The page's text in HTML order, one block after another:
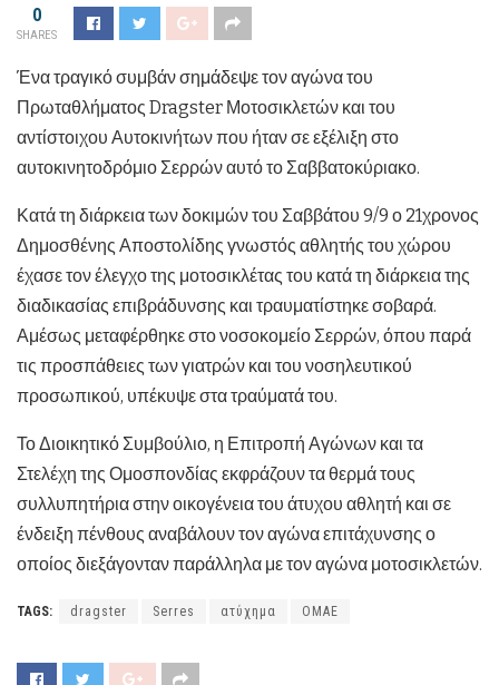
0
SHARES
Ένα τραγικό συμβάν σημάδεψε τον αγώνα του
Πρωταθλήματος Dragster Μοτοσικλετών και του
αντίστοιχου Αυτοκινήτων που ήταν σε εξέλιξη στο
αυτοκινητοδρόμιο Σερρών αυτό το Σαββατοκύριακο.
Κατά τη διάρκεια των δοκιμών του Σαββάτου 9/9 ο 21χρονος
Δημοσθένης Αποστολίδης γνωστός αθλητής του χώρου
έχασε τον έλεγχο της μοτοσικλέτας του κατά τη διάρκεια της
διαδικασίας επιβράδυνσης και τραυματίστηκε σοβαρά.
Αμέσως μεταφέρθηκε στο νοσοκομείο Σερρών, όπου παρά
τις προσπάθειες των γιατρών και του νοσηλευτικού
προσωπικού, υπέκυψε στα τραύματά του.
Το Διοικητικό Συμβούλιο, η Επιτροπή Αγώνων και τα
Στελέχη της Ομοσπονδίας εκφράζουν τα θερμά τους
συλλυπητήρια στην οικογένεια του άτυχου αθλητή και σε
ένδειξη πένθους αναβάλουν τον αγώνα επιτάχυνσης ο
οποίος διεξάγονταν παράλληλα με τον αγώνα μοτοσικλετών.
TAGS: dragster Serres ατύχημα ΟΜΑΕ